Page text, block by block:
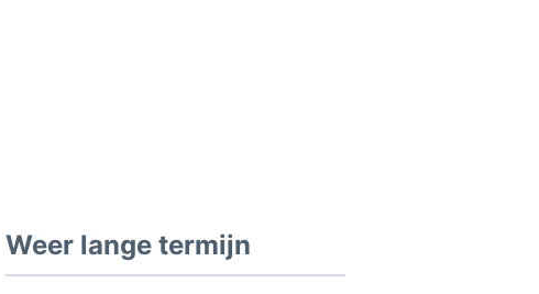
Weer lange termijn